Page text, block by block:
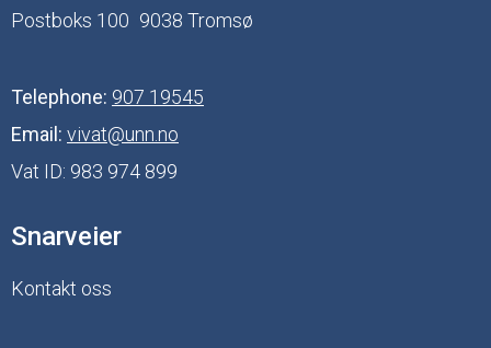
Postboks 100 9038 Tromsø
Telephone: 907 19545
Email: vivat@unn.no
Vat ID: 983 974 899
Snarveier
Kontakt oss